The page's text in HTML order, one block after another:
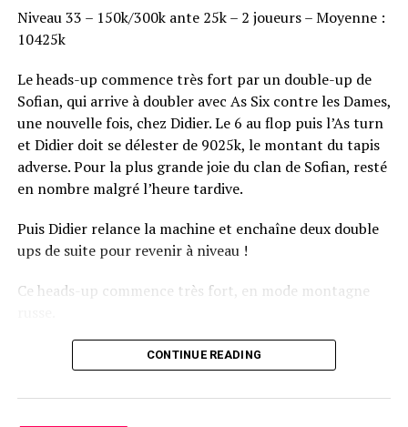
Niveau 33 – 150k/300k ante 25k – 2 joueurs – Moyenne :
10425k
Le heads-up commence très fort par un double-up de
Sofian, qui arrive à doubler avec As Six contre les Dames,
une nouvelle fois, chez Didier. Le 6 au flop puis l’As turn
et Didier doit se délester de 9025k, le montant du tapis
adverse. Pour la plus grande joie du clan de Sofian, resté
en nombre malgré l’heure tardive.
Puis Didier relance la machine et enchaîne deux double
ups de suite pour revenir à niveau !
Ce heads-up commence très fort, en mode montagne
Le champagne va réchauffer si les deux finalistes ne se décident pas !
CONTINUE READING